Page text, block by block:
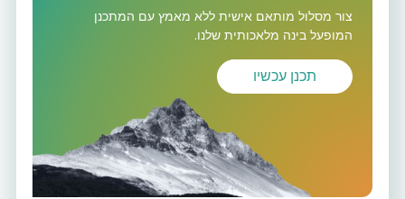
צור מסלול מותאם אישית ללא מאמץ עם המתכנן
המופעל בינה מלאכותית שלנו.
תכנן עכשיו